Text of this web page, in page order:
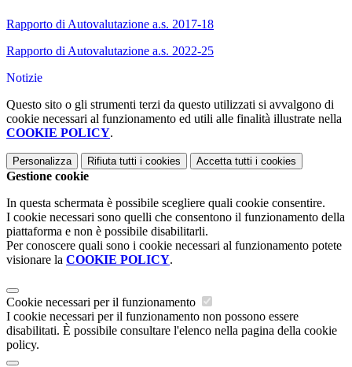
Rapporto di Autovalutazione a.s. 2017-18
Rapporto di Autovalutazione a.s. 2022-25
Notizie
Questo sito o gli strumenti terzi da questo utilizzati si avvalgono di
cookie necessari al funzionamento ed utili alle finalità illustrate nella
COOKIE POLICY.
Personalizza Rifiuta tutti i cookies Accetta tutti i cookies
Gestione cookie
In questa schermata è possibile scegliere quali cookie consentire.
I cookie necessari sono quelli che consentono il funzionamento della
piattaforma e non è possibile disabilitarli.
Per conoscere quali sono i cookie necessari al funzionamento potete
visionare la COOKIE POLICY.
Cookie necessari per il funzionamento
I cookie necessari per il funzionamento non possono essere
disabilitati. È possibile consultare l'elenco nella pagina della cookie
policy.